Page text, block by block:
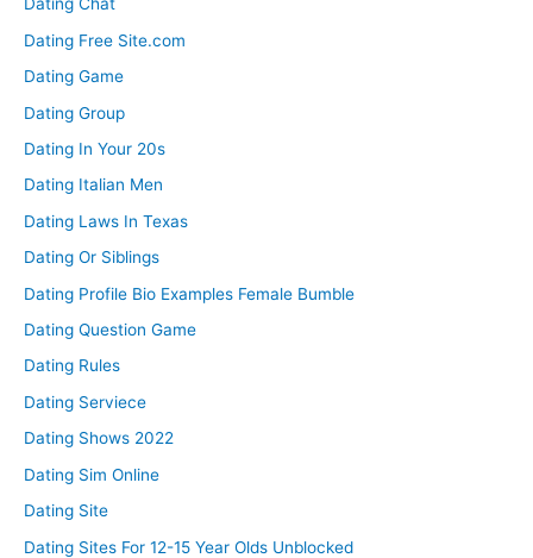
Dating Chat
Dating Free Site.com
Dating Game
Dating Group
Dating In Your 20s
Dating Italian Men
Dating Laws In Texas
Dating Or Siblings
Dating Profile Bio Examples Female Bumble
Dating Question Game
Dating Rules
Dating Serviece
Dating Shows 2022
Dating Sim Online
Dating Site
Dating Sites For 12-15 Year Olds Unblocked